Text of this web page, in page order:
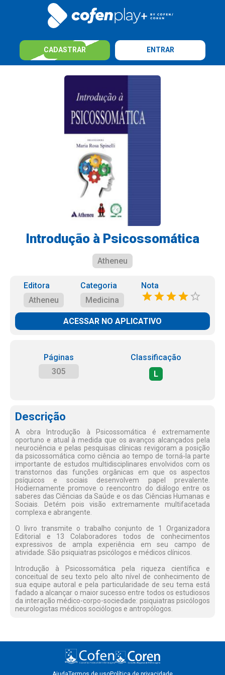
CADASTRAR ENTRAR
Introdução à Psicossomática
Atheneu
Editora
Atheneu
Categoria
Medicina
Nota
ACESSAR NO APLICATIVO
Páginas
305
Classificação
L
Descrição
A obra Introdução à Psicossomática é extremamente
oportuno e atual à medida que os avanços alcançados pela
neurociência e pelas pesquisas clínicas revigoram a posição
da psicossomática como ciência ao tempo de torná-la parte
importante de estudos multidisciplinares envolvidos com os
transtornos das funções orgânicas em que os aspectos
psíquicos e sociais desenvolvem papel prevalente.
Hodiernamente promove o reencontro do diálogo entre os
saberes das Ciências da Saúde e os das Ciências Humanas e
Sociais. Detém pois visão extremamente multifacetada
complexa e abrangente.
O livro transmite o trabalho conjunto de 1 Organizadora
Editorial e 13 Colaboradores todos de conhecimentos
expressivos de ampla experiência em seu campo de
atividade. São psiquiatras psicólogos e médicos clínicos.
Introdução à Psicossomática pela riqueza científica e
conceitual de seu texto pelo alto nível de conhecimento de
sua equipe autoral e pela particularidade de seu tema está
fadado a alcançar o maior sucesso entre todos os estudiosos
da interação médico-corpo-sociedade: psiquiatras psicólogos
neurologistas médicos sociólogos e antropólogos.